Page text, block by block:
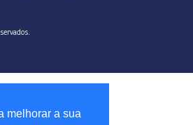
melhorar a sua